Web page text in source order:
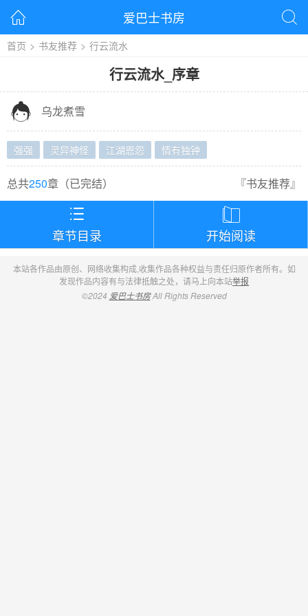
 爱巴士书房 
首页 > 书友推荐 > 行云流水
行云流水_ 序章
 乌龙煮雪
强强 灵异神怪 江湖恩怨 情有独钟
总共250章（已完结） 『书友推荐』

章节目录

开始阅读
本站各作品由原创、网络收集构成,收集作品各种权益与责任归原作者所有。如
发现作品内容有与法律抵触之处，请马上向本站举报
©2024 爱巴士书房All Rights Reserved